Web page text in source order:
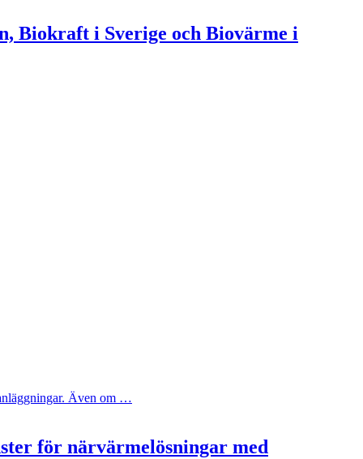
Biokraft i Sverige och Biovärme i
Även om …
för närvärmelösningar med